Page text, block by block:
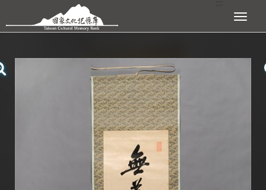
跳到主要內容區塊 展開選單
查看